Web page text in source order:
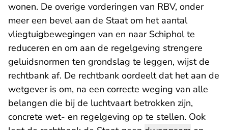
wonen. De overige vorderingen van RBV, onder
meer een bevel aan de Staat om het aantal
vliegtuigbewegingen van en naar Schiphol te
reduceren en om aan de regelgeving strengere
geluidsnormen ten grondslag te leggen, wijst de
rechtbank af. De rechtbank oordeelt dat het aan de
wetgever is om, na een correcte weging van alle
belangen die bij de luchtvaart betrokken zijn,
concrete wet- en regelgeving op te stellen. Ook